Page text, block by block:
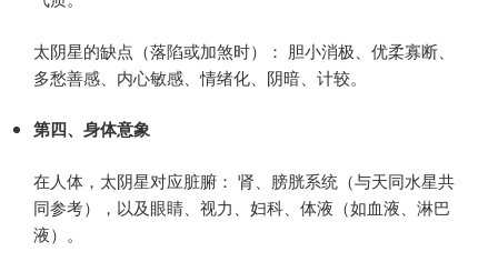
太阴星的缺点（落陷或加煞时）： 胆小消极、优柔寡断、
多愁善感、内心敏感、情绪化、阴暗、计较。
第四、身体意象
在人体，太阴星对应脏腑： 肾、膀胱系统（与天同水星共
同参考），以及眼睛、视力、妇科、体液（如血液、淋巴
液）。